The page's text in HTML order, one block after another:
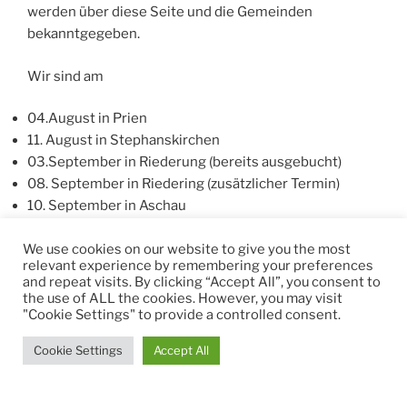
werden über diese Seite und die Gemeinden
bekanntgegeben.
Wir sind am
04.August in Prien
11. August in Stephanskirchen
03.September in Riederung (bereits ausgebucht)
08. September in Riedering (zusätzlicher Termin)
10. September in Aschau
Anmeldung zu den Programmen bitte über die
jeweilige Gemeinde.
Mithelfer( nicht nur aus unserem Ortsverband) sind
herzlich willkommen, bitte bei Klaus, DL8MEW
melden.
We use cookies on our website to give you the most
relevant experience by remembering your preferences
and repeat visits. By clicking “Accept All”, you consent to
the use of ALL the cookies. However, you may visit
"Cookie Settings" to provide a controlled consent.
Cookie Settings Accept All